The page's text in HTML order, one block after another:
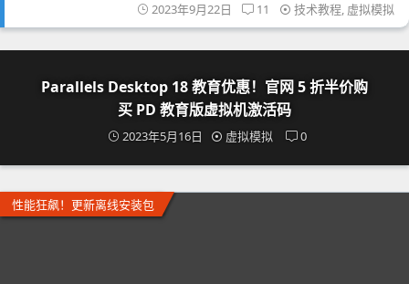
2023年9月22日 11 技术教程, 虚拟模拟
Parallels Desktop 18 教育优惠！官网 5 折半价购
买 PD 教育版虚拟机激活码
2023年5月16日 虚拟模拟 0
性能狂飙！更新离线安装包